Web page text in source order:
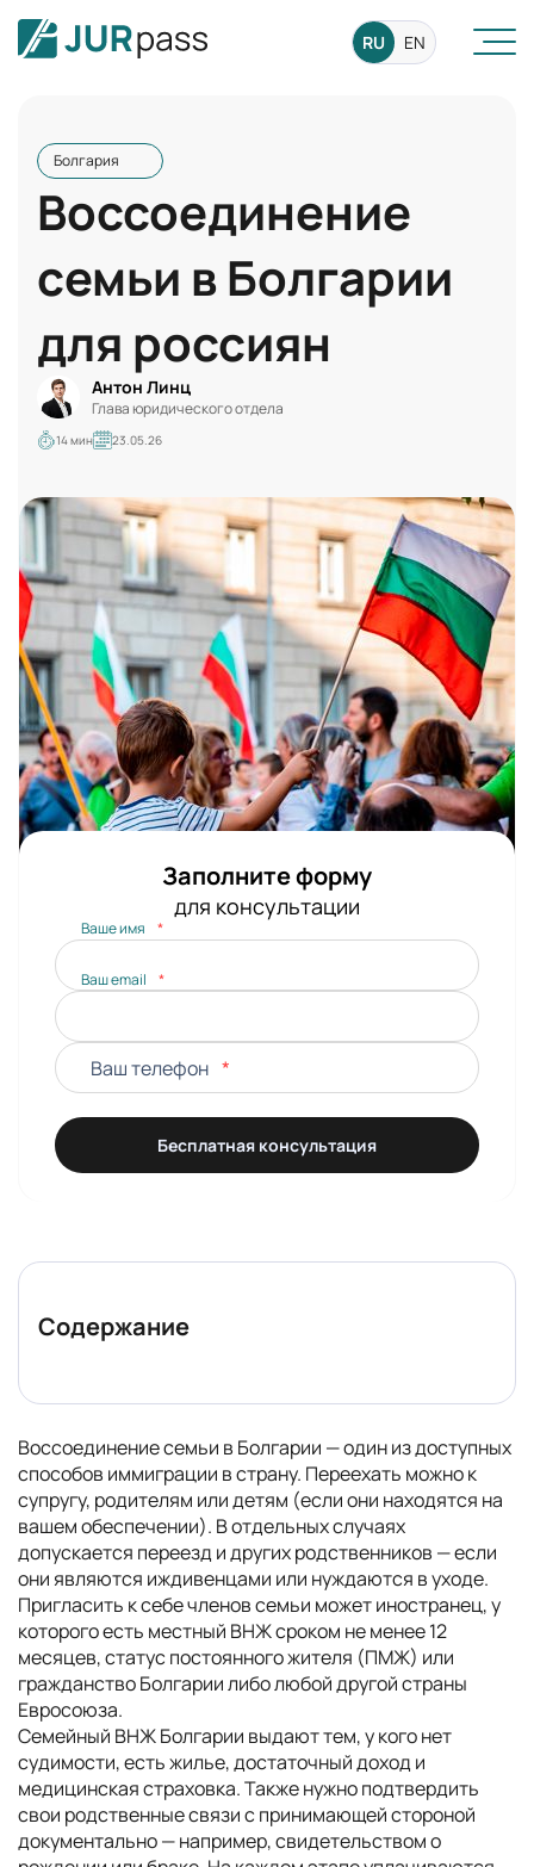
RU EN
Болгария
Воссоединение
семьи в Болгарии
для россиян
Антон Линц
Глава юридического отдела
14 мин 23.05.26
Заполните форму
для консультации
Ваше имя *
Ваш email *
Ваш телефон *
Бесплатная консультация
Воссоединение семьи в Болгарии — один из доступных
способов иммиграции в страну. Переехать можно к
супругу, родителям или детям (если они находятся на
вашем обеспечении). В отдельных случаях
допускается переезд и других родственников — если
они являются иждивенцами или нуждаются в уходе.
Пригласить к себе членов семьи может иностранец, у
которого есть местный ВНЖ сроком не менее 12
месяцев, статус постоянного жителя (ПМЖ) или
гражданство Болгарии либо любой другой страны
Евросоюза.
Семейный ВНЖ Болгарии выдают тем, у кого нет
судимости, есть жилье, достаточный доход и
медицинская страховка. Также нужно подтвердить
свои родственные связи с принимающей стороной
документально — например, свидетельством о
Содержание